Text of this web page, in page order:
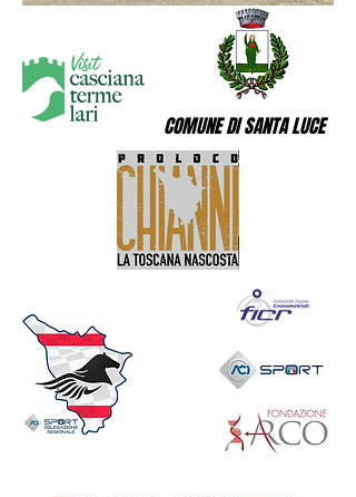
COMUNE DI SANTA LUCE